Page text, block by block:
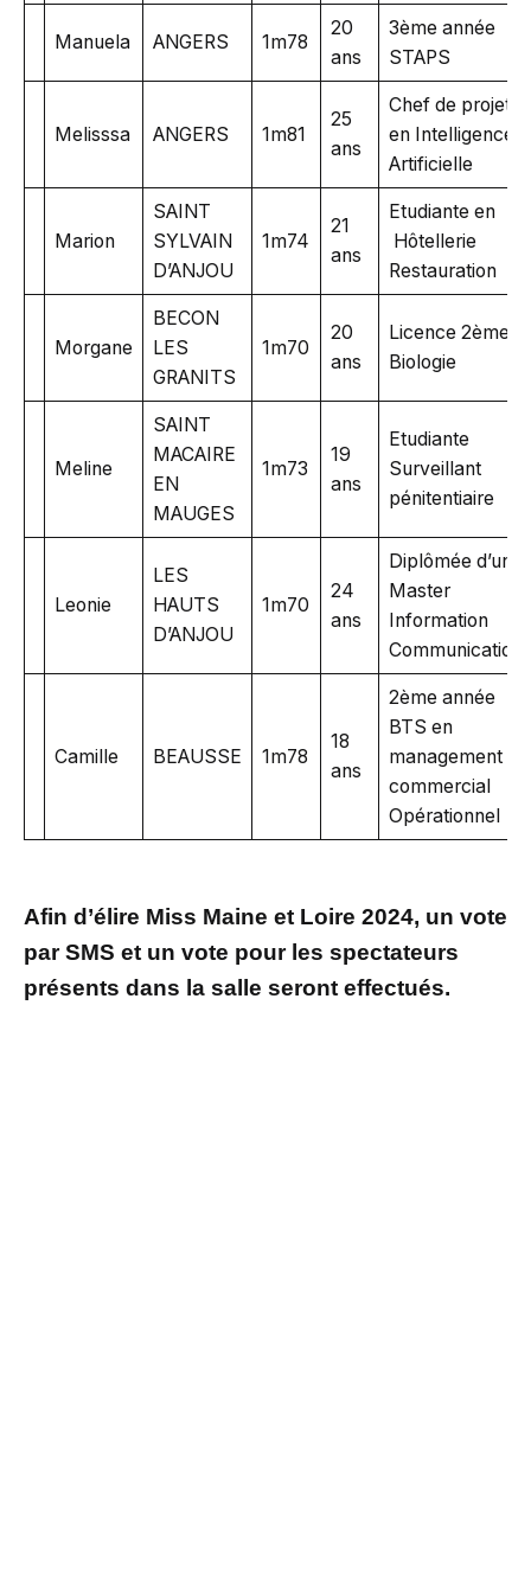
Manuela ANGERS 1m78
20
ans
3ème année
STAPS
Melisssa ANGERS 1m81
25
ans
Chef de projet
en Intelligence
Artificielle
Marion
SAINT
SYLVAIN
D’ANJOU
1m74
21
ans
Etudiante en
Hôtellerie
Restauration
Morgane
BECON
LES
GRANITS
1m70
20
ans
Licence 2ème
Biologie
Meline
SAINT
MACAIRE
EN
MAUGES
1m73
19
ans
Etudiante
Surveillant
pénitentiaire
Leonie
LES
HAUTS
D’ANJOU
1m70
24
ans
Diplômée d’un
Master
Information
Communication
Camille BEAUSSE 1m78
18
ans
2ème année
BTS en
management
commercial
Opérationnel
Afin d’élire Miss Maine et Loire 2024, un vote
par SMS et un vote pour les spectateurs
présents dans la salle seront effectués.